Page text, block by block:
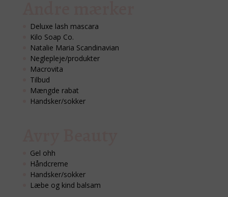
Deluxe lash mascara
Kilo Soap Co.
Natalie Maria Scandinavian
Neglepleje/produkter
Macrovita
Tilbud
Mængde rabat
Handsker/sokker
Gel ohh
Håndcreme
Handsker/sokker
Læbe og kind balsam